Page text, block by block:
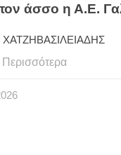
άσσο η Α.Ε.
Περισσότερα